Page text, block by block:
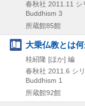
春秋社 2011.11 シ
Buddhism 3
所蔵館85館
大乗仏教とは
桂紹隆 [ほか] 編
春秋社 2011.6 シ
Buddhism 1
所蔵館92館